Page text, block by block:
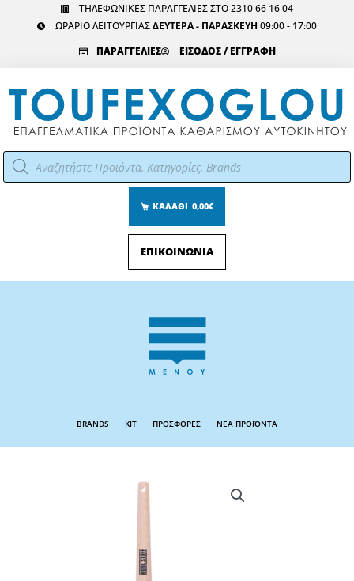
ΤΗΛΕΦΩΝΙΚΕΣ ΠΑΡΑΓΓΕΛΙΕΣ ΣΤΟ 2310 66 16 04
ΩΡΑΡΙΟ ΛΕΙΤΟΥΡΓΙΑΣΔΕΥΤΕΡΑ - ΠΑΡΑΣΚΕΥΗ 09:00 - 17:00
ΠΑΡΑΓΓΕΛΙΕΣ
ΕΙΣΟΔΟΣ / ΕΓΓΡΑΦΗ
Αναζήτηση
προϊόντων
ΚΑΛΑΘΙ 0,00€
ΕΠΙΚΟΙΝΩΝΙΑ
Menu
BRANDS KIT ΠΡΟΣΦΟΡΕΣ ΝΕΑ ΠΡΟΪΟΝΤΑ